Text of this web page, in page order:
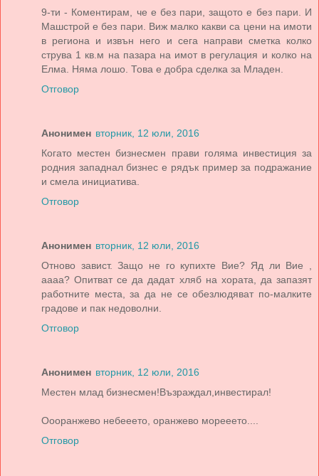
9-ти - Коментирам, че е без пари, защото е без пари. И
Машстрой е без пари. Виж малко какви са цени на имоти
в региона и извън него и сега направи сметка колко
струва 1 кв.м на пазара на имот в регулация и колко на
Елма. Няма лошо. Това е добра сделка за Младен.
Отговор
Анонимен вторник, 12 юли, 2016
Когато местен бизнесмен прави голяма инвестиция за
родния западнал бизнес е рядък пример за подражание
и смела инициатива.
Отговор
Анонимен вторник, 12 юли, 2016
Отново завист. Защо не го купихте Вие? Яд ли Вие ,
аааа? Опитват се да дадат хляб на хората, да запазят
работните места, за да не се обезлюдяват по-малките
градове и пак недоволни.
Отговор
Анонимен вторник, 12 юли, 2016
Местен млад бизнесмен!Възраждал,инвестирал!
Оооранжево небееето, оранжево морееето....
Отговор